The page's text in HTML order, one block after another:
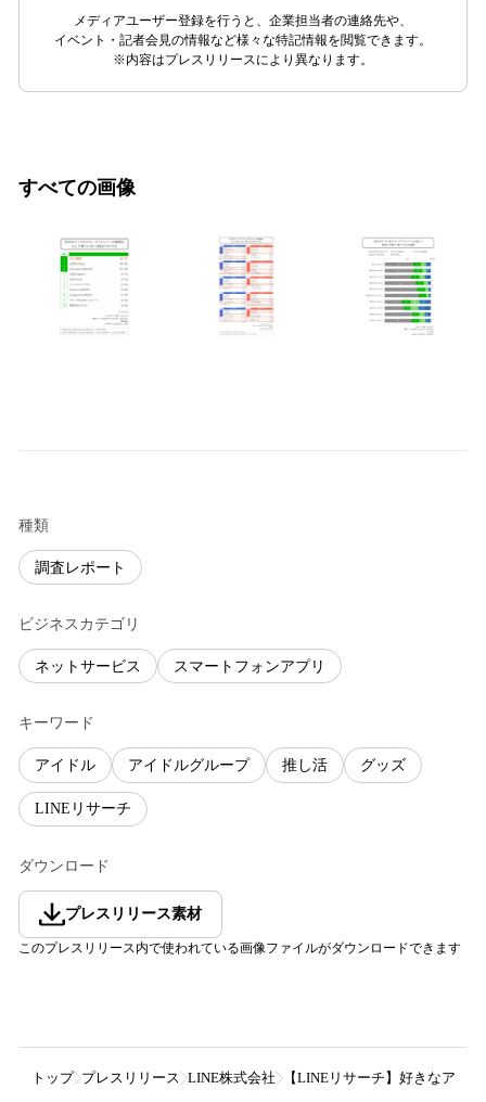
メディアユーザー登録を行うと、企業担当者の連絡先や、
イベント・記者会見の情報など様々な特記情報を閲覧できます。
※内容はプレスリリースにより異なります。
すべての画像
種類
調査レポート
ビジネスカテゴリ
ネットサービス スマートフォンアプリ
キーワード
アイドル アイドルグループ 推し活 グッズ
LINEリサーチ
ダウンロード
プレスリリース素材
このプレスリリース内で使われている画像ファイルがダウンロードできます
トップ プレスリリース LINE株式会社 【LINEリサーチ】好きなアイ